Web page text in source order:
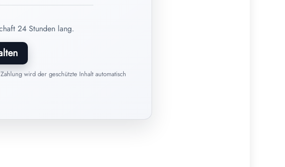
24 Stunden lang.
wird der geschützte Inhalt automatisch
02. Juni 2026